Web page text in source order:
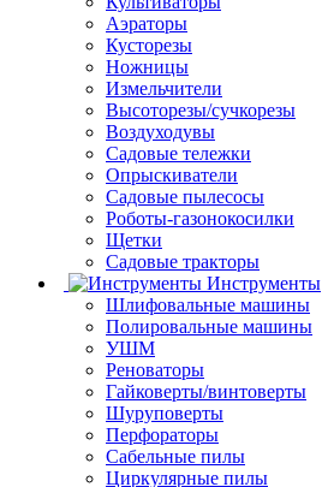
Аэраторы
Кусторезы
Ножницы
Измельчители
Высоторезы/сучкорезы
Воздуходувы
Садовые тележки
Опрыскиватели
Садовые пылесосы
Роботы-газонокосилки
Щетки
Садовые тракторы
Инструменты
Шлифовальные машины
Полировальные машины
УШМ
Реноваторы
Гайковерты/винтоверты
Шуруповерты
Перфораторы
Сабельные пилы
Циркулярные пилы